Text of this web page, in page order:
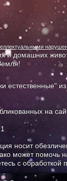
и домашних
естественные"
на
носит
может помочь
с обработкой